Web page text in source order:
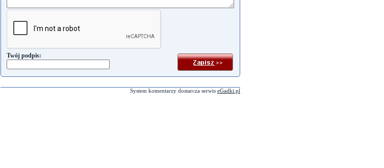
Twój podpis:
System komentarzy dostarcza serwis eGadki.pl